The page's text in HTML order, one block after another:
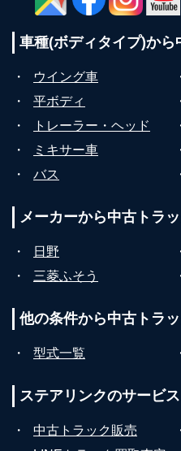
車種(ボディタイプ)から
・ ウイング車
・
平ボディ
・
トレーラー・ヘッド
・
ミキサー車
・
バス
メーカーから中古トラ
・ 日野
・
三菱ふそう
他の条件から中古トラ
・ 型式一覧
ステアリンクのサービス
・ 中古トラック販売